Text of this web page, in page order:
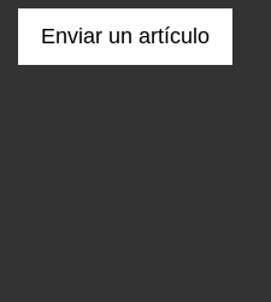
Enviar un artículo